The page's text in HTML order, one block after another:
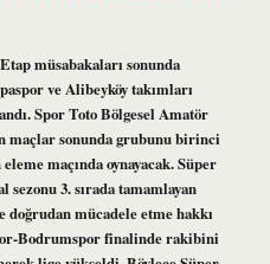
müsabakaları sonunda
ve Alibeyköy takımları
Spor Toto Bölgesel Amatör
maçlar sonunda grubunu birinci
maçında oynayacak. Süper
sezonu 3. sırada tamamlayan
mücadele etme hakkı
Bodrumspor finalinde rakibini